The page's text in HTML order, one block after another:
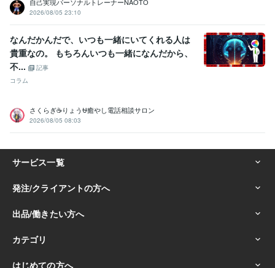
2026/08/05 23:10
なんだかんだで、いつも一緒にいてくれる人は
貴重なの。 もちろんいつも一緒になんだから、
不...
記事
コラム
さくらぎ☕りょう⛎癒やし電話相談サロン
2026/08/05 08:03